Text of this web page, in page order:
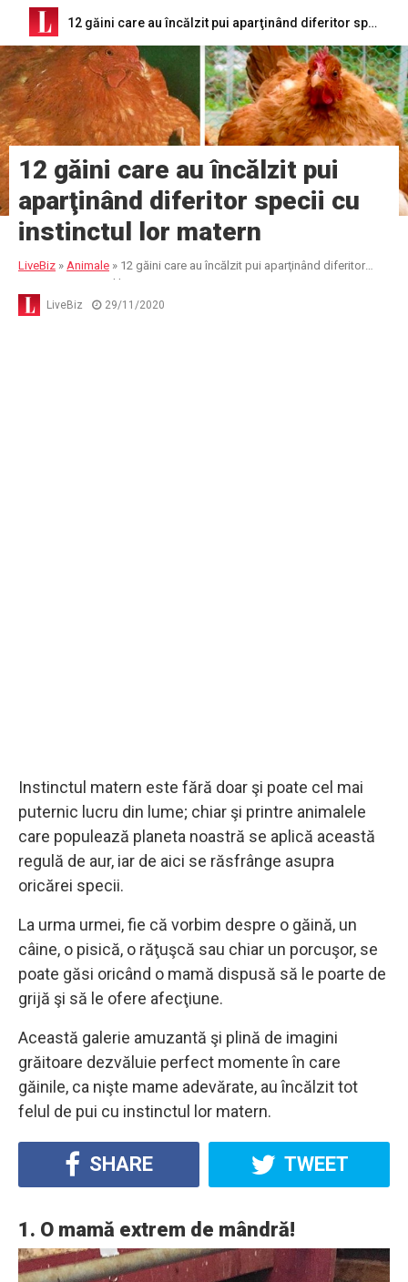
12 găini care au încălzit pui aparţinând diferitor specii cu instinctul lor matern
12 găini care au încălzit pui
aparţinând diferitor specii cu
instinctul lor matern
LiveBiz » Animale » 12 găini care au încălzit pui aparţinând diferitor
specii cu instinctul lor matern
LiveBiz 29/11/2020
Instinctul matern este fără doar şi poate cel mai
puternic lucru din lume; chiar şi printre animalele
care populează planeta noastră se aplică această
regulă de aur, iar de aici se răsfrânge asupra
oricărei specii.
La urma urmei, fie că vorbim despre o găină, un
câine, o pisică, o răţuşcă sau chiar un porcuşor, se
poate găsi oricând o mamă dispusă să le poarte de
grijă şi să le ofere afecţiune.
Această galerie amuzantă şi plină de imagini
grăitoare dezvăluie perfect momente în care
găinile, ca nişte mame adevărate, au încălzit tot
felul de pui cu instinctul lor matern.
SHARE TWEET
1. O mamă extrem de mândră!